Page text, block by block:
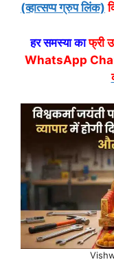
(व्हात्सप्प ग्रुप लिंक)
हर समस्या काफ्री
WhatsApp